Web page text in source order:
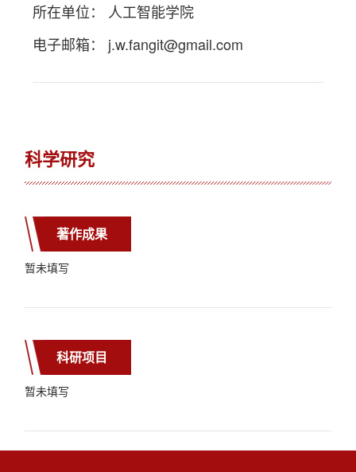
所在单位： 人工智能学院
电子邮箱： j.w.fangit@gmail.com
科学研究
著作成果
暂未填写
科研项目
暂未填写